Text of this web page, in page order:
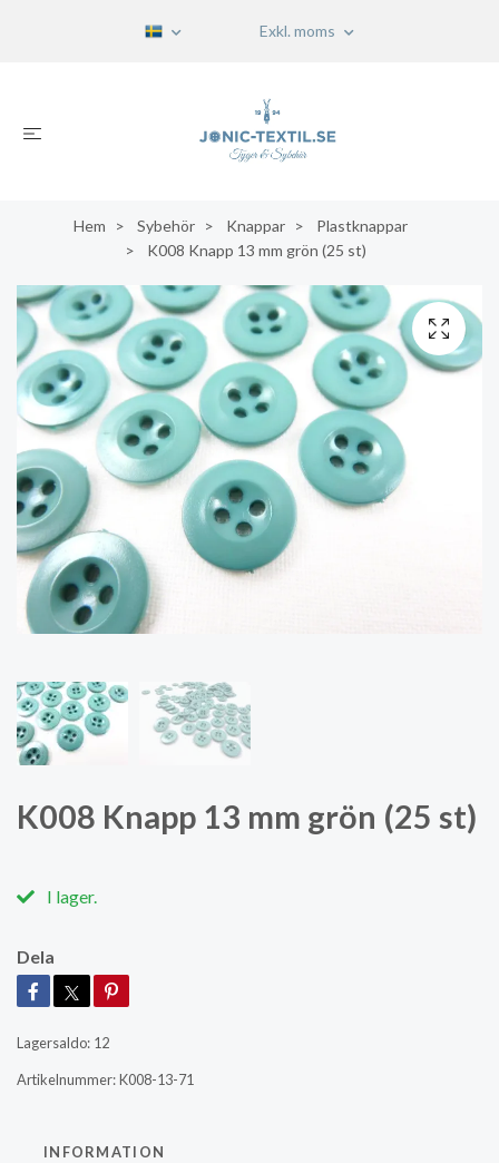
Exkl. moms
Hem Sybehör Knappar
Plastknappar
K008 Knapp 13 mm grön (25 st)
K008 Knapp 13 mm grön (25 st)
I lager.
Dela
Lagersaldo: 12
Artikelnummer:K008-13-71
INFORMATION